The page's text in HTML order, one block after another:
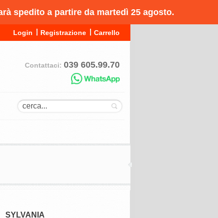
spedito a partire da martedì 25 agosto.
Login Registrazione Carrello
Contattaci: 039 605.99.70
SYLVANIA